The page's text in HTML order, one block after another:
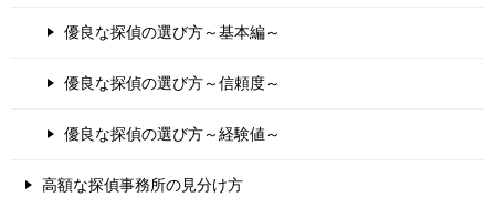
優良な探偵の選び方～基本編～
優良な探偵の選び方～信頼度～
優良な探偵の選び方～経験値～
高額な探偵事務所の見分け方